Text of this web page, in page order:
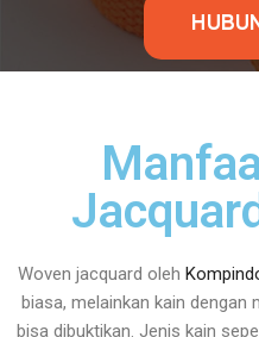
Woven jacquard oleh
biasa, melainkan kain dengan
bisa dibuktikan. Jenis kain